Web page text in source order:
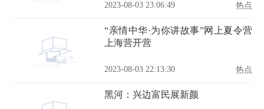
2023-08-03 23:06:49 热点
“亲情中华·为你讲故事”网上夏令营
上海营开营
2023-08-03 22:13:30 热点
黑河：兴边富民展新颜